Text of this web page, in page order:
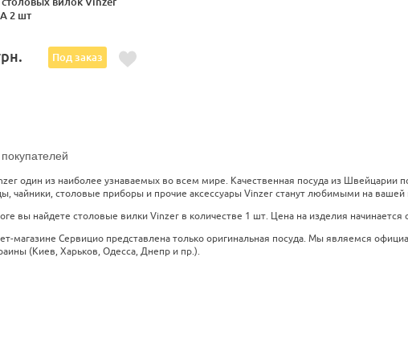
2 шт
Под заказ
один из наиболее узнаваемых во всем мире. Качественная посуда из Швейцарии
чайники, столовые приборы и прочие аксессуары Vinzer станут любимыми на вашей
вы найдете столовые вилки Vinzer в количестве 1 шт. Цена на изделия начинается
магазине Сервицио представлена только оригинальная посуда. Мы являемся
(Киев, Харьков, Одесса, Днепр и пр.).